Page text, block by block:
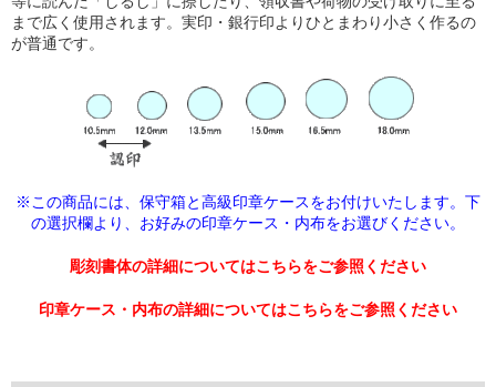
まで広く使用されます。実印・銀行印よりひとまわり小さく作るの
が普通です。
※この商品には、保守箱と高級印章ケースをお付けいたします。下
の選択欄より、 お好みの印章ケース・内布をお選びください。
彫刻書体の詳細についてはこちらをご参照ください
印章ケース・内布の詳細についてはこちらをご参照ください